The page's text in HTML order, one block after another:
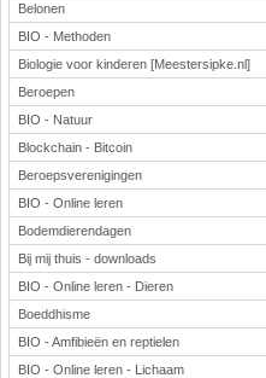
Belonen
BIO - Methoden
Biologie voor kinderen [Meestersipke.nl]
Beroepen
BIO - Natuur
Blockchain - Bitcoin
Beroepsverenigingen
BIO - Online leren
Bodemdierendagen
Bij mij thuis - downloads
BIO - Online leren - Dieren
Boeddhisme
BIO - Amfibieën en reptielen
BIO - Online leren - Lichaam